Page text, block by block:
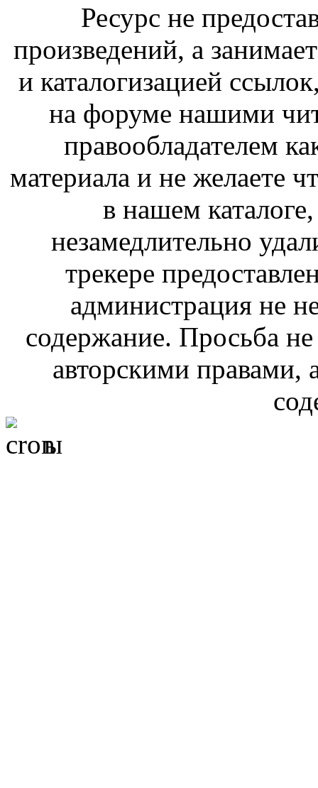
Ресурс не
произведений, а
и каталогизацией
на форуме нашими
правообладателем
материала и не желаете
в нашем
незамедлительно
трекере
администрация не
содержание. Просьба
авторскими правами,
ы